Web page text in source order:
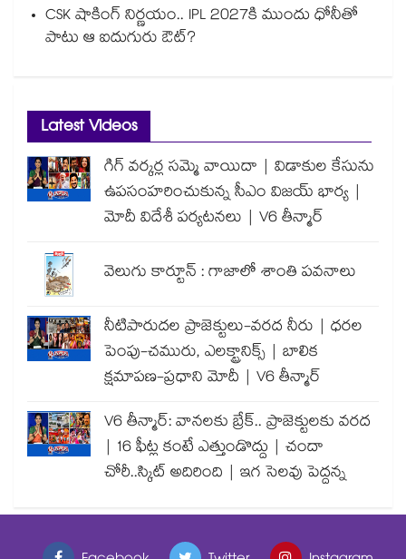
CSK షాకింగ్ నిర్ణయం.. IPL 2027కి ముందు ధోనీతో
పాటు ఆ ఐదుగురు ఔట్?
Latest Videos
గిగ్ వర్కర్ల సమ్మె వాయిదా | విడాకుల కేసును
ఉపసంహరించుకున్న సీఎం విజయ్ భార్య |
మోదీ విదేశీ పర్యటనలు | V6 తీన్మార్
వెలుగు కార్టూన్ : గాజాలో శాంతి పవనాలు
నీటిపారుదల ప్రాజెక్టులు-వరద నీరు | ధరల
పెంపు-చమురు, ఎలక్ట్రానిక్స్ | బాలిక
క్షమాపణ-ప్రధాని మోదీ | V6 తీన్మార్
V6 తీన్మార్: వానలకు బ్రేక్.. ప్రాజెక్టులకు వరద
| 16 ఫీట్ల కంటే ఎత్తుండొద్దు | చందా
చోరీ..స్కిట్ అదిరింది | ఇగ సెలవు పెద్దన్న